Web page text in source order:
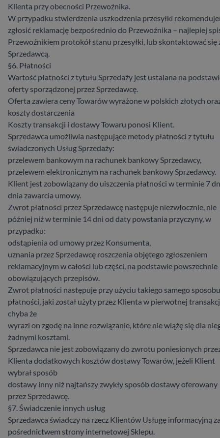
Klienta przy obecności Przewoźnika.
W przypadku stwierdzenia uszkodzenia przesyłki
zgłosić reklamację bezpośrednio do Przewoźnika – najlepiej
Przewoźnikiem protokół stanu przesyłki, lub skontaktować się
Sprzedawcą.
§6. Płatności
Wartość płatności z tytułu Sprzedaży jest ustalana na
oferty sporządzonej przez Sprzedawcę.
Oferta zawiera ceny Towarów wyrażone w polskich złotych
koszty dostarczenia
Koszty transakcji i dostawy Towaru ponosi Klient.
Sprzedawca umożliwia następujące metody płatności z tytułu
świadczonych Usług Sprzedaży:
przelewem bankowym na rachunek bankowy Sprzedawcy,
przelewem elektronicznym na rachunek bankowy Sprzedawcy.
Klient jest zobowiązany do uiszczenia płatności w terminie 7
dnia zawarcia umowy.
Zwrot płatności przez Sprzedawcę następuje niezwłocznie, nie
później niż w terminie 14 dni od daty powstania przyczyny, w
przypadku:
odstąpienia od umowy przez Konsumenta,
uznania przez Sprzedawcę roszczenia objętego zgłoszeniem
reklamacyjnym w całości lub części, na podstawie powszechnie
obowiązujących przepisów.
Zwrot płatności następuje przy użyciu takiego samego sposobu
płatności, jaki został użyty przez Klienta w pierwotnej
chyba że
wyrazi on zgodę na inne rozwiązanie, które nie wiążę się dla
żadnymi kosztami.
Sprzedawca nie jest zobowiązany do zwrotu poniesionych
Klienta dodatkowych kosztów dostawy Towarów, jeżeli Klient
wybrał sposób
dostawy inny niż najtańszy zwykły sposób dostawy oferowany
przez Sprzedawcę.
§7. Świadczenie innych usług
Sprzedawca świadczy na rzecz Klientów Usługę informacyjną
pośrednictwem strony internetowej Sklepu.